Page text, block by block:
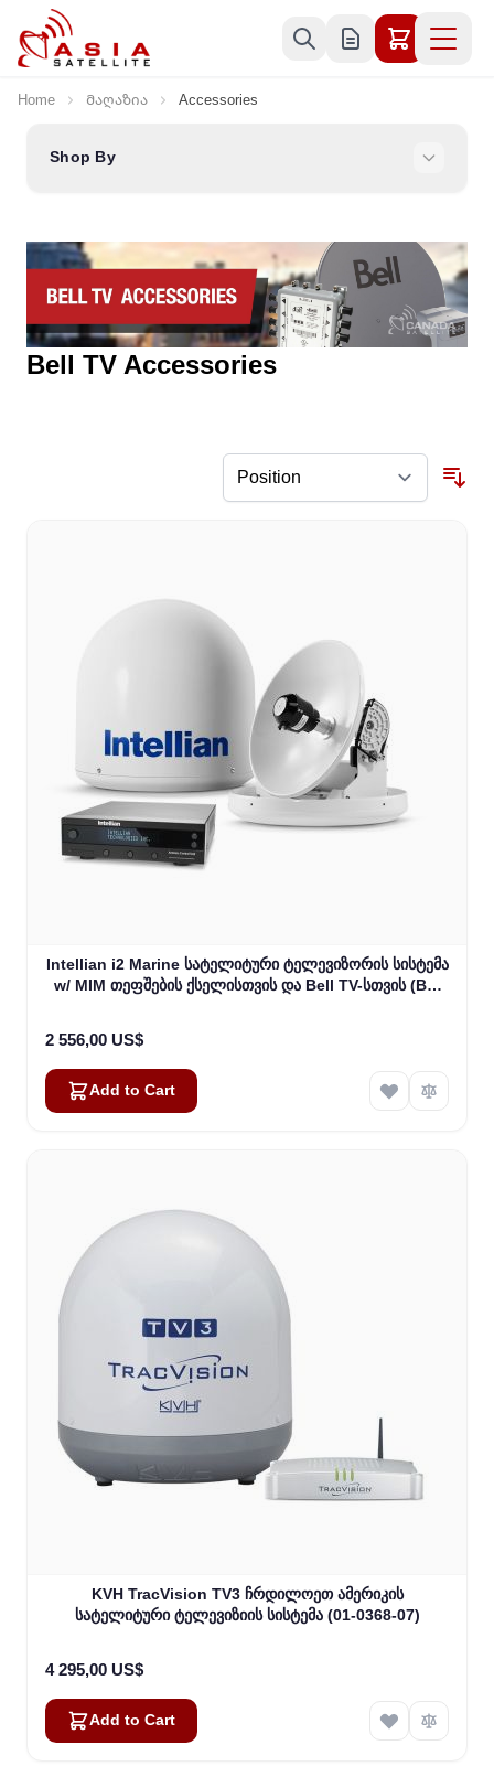
Skip to Content
Home Მაღაზია Accessories
Shop By
Bell TV Accessories
Intellian i2 Marine სატელიტური ტელევიზორის სისტემა
w/ MIM თეფშების ქსელისთვის და Bell TV-სთვის (B4-
2 556,00 US$
Add to Cart
KVH TracVision TV3 ჩრდილოეთ ამერიკის
სატელიტური ტელევიზიის სისტემა (01-0368-07)
4 295,00 US$
Add to Cart